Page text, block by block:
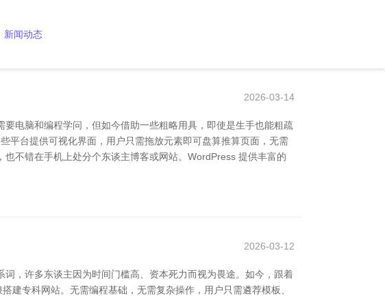
新闻动态
2026-03-14
电脑和编程学问，但如今借助一些粗略用具，即使是生手也能粗疏
平台提供可视化界面，用户只需拖放元素即可盘算推算页面，无需
不错在手机上处分个东谈主博客或网站。WordPress 提供丰富的
2026-03-12
，许多东谈主因为时间门槛高、资本死力而视为畏途。如今，跟着
建专科网站。无需编程基础，无需复杂操作，用户只需遴荐模板、